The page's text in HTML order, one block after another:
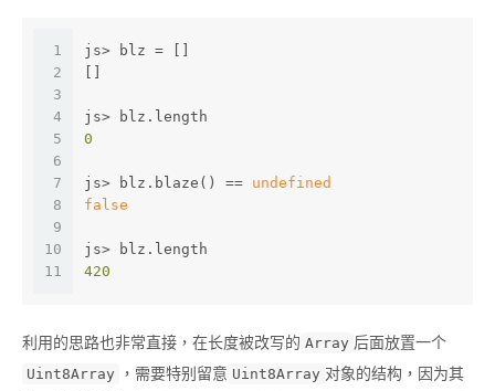
1
2
3
4
5
6
7
8
9
10
11
js> blz = []
js> blz.length
0
js> blz.blaze() == undefined
false
js> blz.length
420
利用的思路也非常直接，在长度被改写的 Array 后面放置一个
Uint8Array ，需要特别留意 Uint8Array 对象的结构，因为其